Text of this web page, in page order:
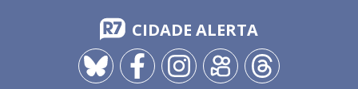
CIDADE ALERTA